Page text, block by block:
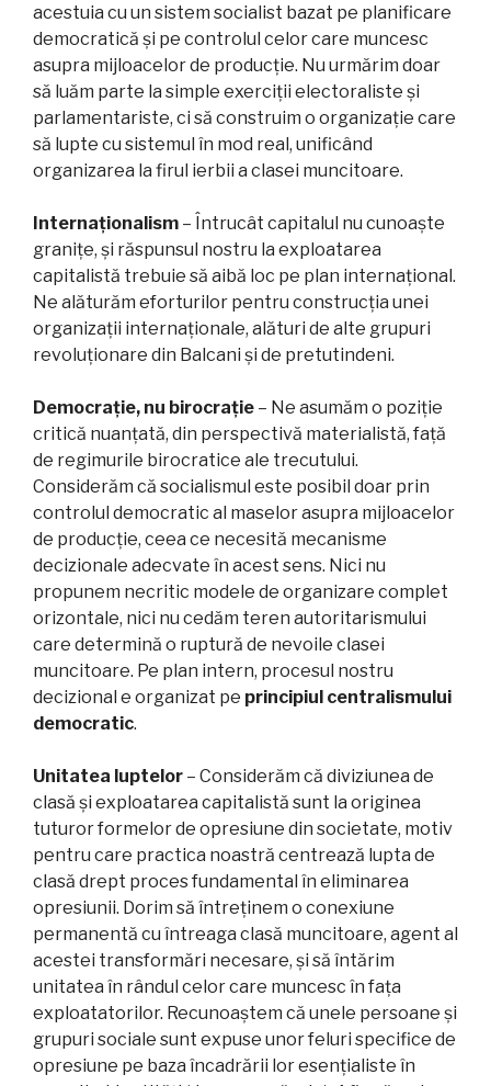
acestuia cu un sistem socialist bazat pe planificare
democratică și pe controlul celor care muncesc
asupra mijloacelor de producție. Nu urmărim doar
să luăm parte la simple exerciții electoraliste și
parlamentariste, ci să construim o organizație care
să lupte cu sistemul în mod real, unificând
organizarea la firul ierbii a clasei muncitoare.
Internaționalism – Întrucât capitalul nu cunoaște
granițe, și răspunsul nostru la exploatarea
capitalistă trebuie să aibă loc pe plan internațional.
Ne alăturăm eforturilor pentru construcția unei
organizații internaționale, alături de alte grupuri
revoluționare din Balcani și de pretutindeni.
Democrație, nu birocrație – Ne asumăm o poziție
critică nuanțată, din perspectivă materialistă, față
de regimurile birocratice ale trecutului.
Considerăm că socialismul este posibil doar prin
controlul democratic al maselor asupra mijloacelor
de producție, ceea ce necesită mecanisme
decizionale adecvate în acest sens. Nici nu
propunem necritic modele de organizare complet
orizontale, nici nu cedăm teren autoritarismului
care determină o ruptură de nevoile clasei
muncitoare. Pe plan intern, procesul nostru
decizional e organizat pe principiul centralismului
democratic.
Unitatea luptelor – Considerăm că diviziunea de
clasă și exploatarea capitalistă sunt la originea
tuturor formelor de opresiune din societate, motiv
pentru care practica noastră centrează lupta de
clasă drept proces fundamental în eliminarea
opresiunii. Dorim să întreținem o conexiune
permanentă cu întreaga clasă muncitoare, agent al
acestei transformări necesare, și să întărim
unitatea în rândul celor care muncesc în fața
exploatatorilor. Recunoaștem că unele persoane și
grupuri sociale sunt expuse unor feluri specifice de
opresiune pe baza încadrării lor esențialiste în